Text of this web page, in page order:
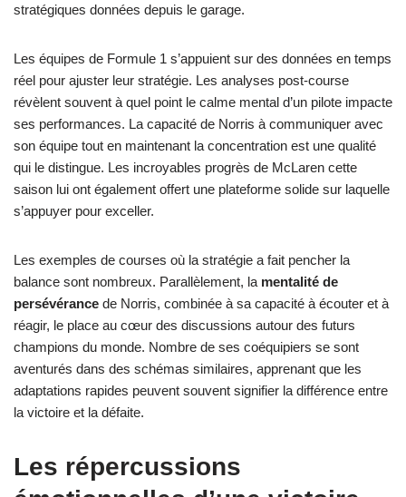
stratégiques données depuis le garage.
Les équipes de Formule 1 s’appuient sur des données en temps
réel pour ajuster leur stratégie. Les analyses post-course
révèlent souvent à quel point le calme mental d’un pilote impacte
ses performances. La capacité de Norris à communiquer avec
son équipe tout en maintenant la concentration est une qualité
qui le distingue. Les incroyables progrès de McLaren cette
saison lui ont également offert une plateforme solide sur laquelle
s’appuyer pour exceller.
Les exemples de courses où la stratégie a fait pencher la
balance sont nombreux. Parallèlement, la mentalité de
persévérance de Norris, combinée à sa capacité à écouter et à
réagir, le place au cœur des discussions autour des futurs
champions du monde. Nombre de ses coéquipiers se sont
aventurés dans des schémas similaires, apprenant que les
adaptations rapides peuvent souvent signifier la différence entre
la victoire et la défaite.
Les répercussions